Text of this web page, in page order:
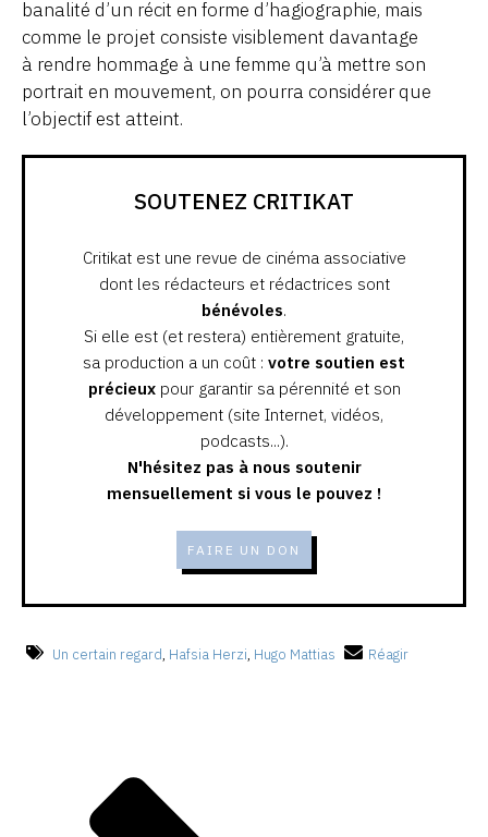
banalité d’un récit en forme d’hagiographie, mais
comme le projet consiste visiblement davantage
à rendre hommage à une femme qu’à mettre son
portrait en mouvement, on pourra considérer que
l’objectif est atteint.
SOUTENEZ CRITIKAT
Critikat est une revue de cinéma associative
dont les rédacteurs et rédactrices sont
bénévoles.
Si elle est (et restera) entièrement gratuite,
sa production a un coût : votre soutien est
précieuxpour garantir sa pérennité et son
développement (site Internet, vidéos,
podcasts...).
N'hésitez pas à nous soutenir
mensuellement si vous le pouvez !
FAIRE UN DON
Un certain regard, Hafsia Herzi, Hugo Mattias Réagir